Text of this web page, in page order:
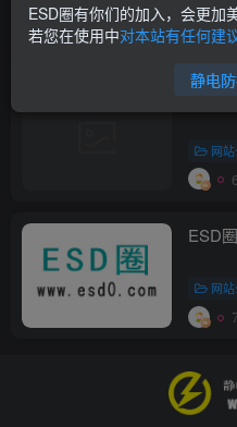
现场
ESD
网
ESD
网
ESD圈有你们的加入，会更加
若您在使用中对本站有任何建
静电